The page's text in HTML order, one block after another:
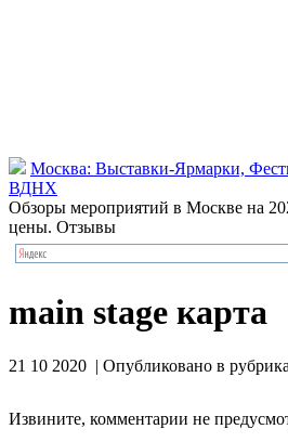
Москва: Выставки-Ярмарки,
ВДНХ
Обзоры мероприятий в Москве на
цены. Отзывы
main stage карта
21 10 2020 | Опубликовано в
Извините, комментарии не